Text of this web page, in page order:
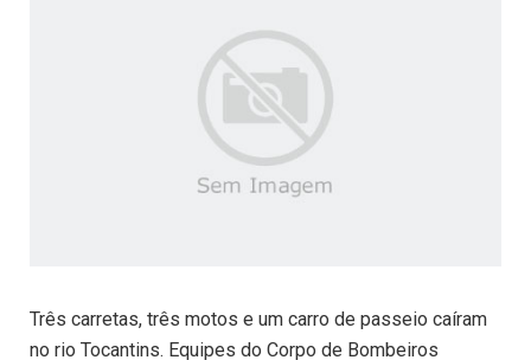
Três carretas, três motos e um carro de passeio caíram
no rio Tocantins. Equipes do Corpo de Bombeiros